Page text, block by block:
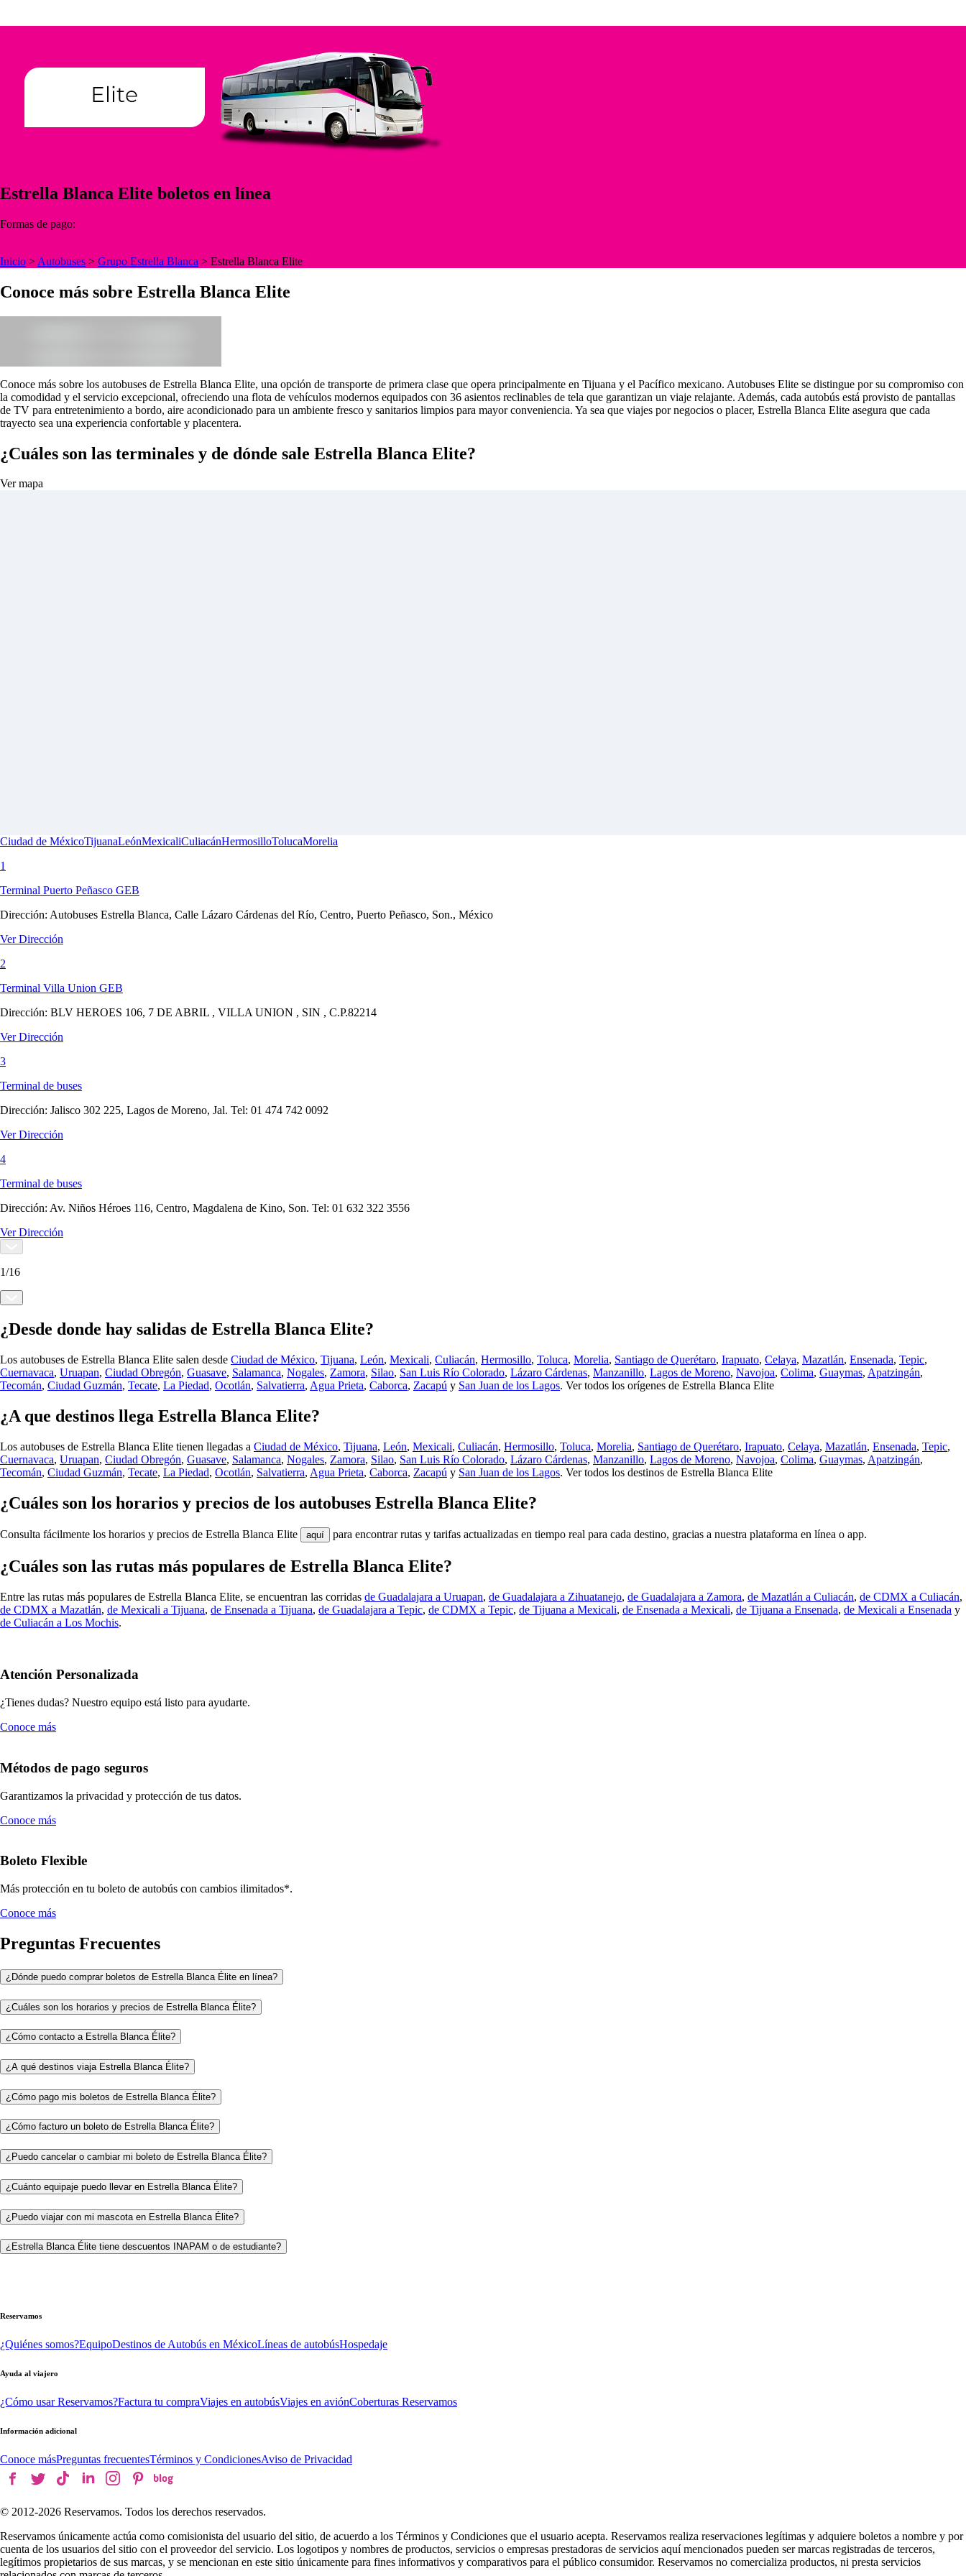
Estrella Blanca Elite boletos en línea
Formas de pago:
Inicio > Autobuses > Grupo Estrella Blanca > Estrella Blanca Elite
Conoce más sobre Estrella Blanca Elite
Conoce más sobre los autobuses de Estrella Blanca Elite, una opción de transporte de primera clase que opera principalmente en Tijuana y el Pacífico mexicano. Autobuses Elite se distingue por su compromiso con
la comodidad y el servicio excepcional, ofreciendo una flota de vehículos modernos equipados con 36 asientos reclinables de tela que garantizan un viaje relajante. Además, cada autobús está provisto de pantallas
de TV para entretenimiento a bordo, aire acondicionado para un ambiente fresco y sanitarios limpios para mayor conveniencia. Ya sea que viajes por negocios o placer, Estrella Blanca Elite asegura que cada
trayecto sea una experiencia confortable y placentera.
¿Cuáles son las terminales y de dónde sale Estrella Blanca Elite?
Ver mapa
Ciudad de MéxicoTijuanaLeónMexicaliCuliacánHermosilloTolucaMorelia
1
Terminal Puerto Peñasco GEB
Dirección: Autobuses Estrella Blanca, Calle Lázaro Cárdenas del Río, Centro, Puerto Peñasco, Son., México
Ver Dirección
2
Terminal Villa Union GEB
Dirección: BLV HEROES 106, 7 DE ABRIL , VILLA UNION , SIN , C.P.82214
Ver Dirección
3
Terminal de buses
Dirección: Jalisco 302 225, Lagos de Moreno, Jal. Tel: 01 474 742 0092
Ver Dirección
4
Terminal de buses
Dirección: Av. Niños Héroes 116, Centro, Magdalena de Kino, Son. Tel: 01 632 322 3556
Ver Dirección
1/16
¿Desde donde hay salidas de Estrella Blanca Elite?
Los autobuses de Estrella Blanca Elite salen desde Ciudad de México, Tijuana, León, Mexicali, Culiacán, Hermosillo, Toluca, Morelia, Santiago de Querétaro, Irapuato, Celaya, Mazatlán, Ensenada, Tepic,
Cuernavaca, Uruapan, Ciudad Obregón, Guasave, Salamanca, Nogales, Zamora, Silao, San Luis Río Colorado, Lázaro Cárdenas, Manzanillo, Lagos de Moreno, Navojoa, Colima, Guaymas, Apatzingán,
Tecomán, Ciudad Guzmán, Tecate, La Piedad, Ocotlán, Salvatierra, Agua Prieta, Caborca, Zacapú y San Juan de los Lagos. Ver todos los orígenes de Estrella Blanca Elite
¿A que destinos llega Estrella Blanca Elite?
Los autobuses de Estrella Blanca Elite tienen llegadas a Ciudad de México, Tijuana, León, Mexicali, Culiacán, Hermosillo, Toluca, Morelia, Santiago de Querétaro, Irapuato, Celaya, Mazatlán, Ensenada, Tepic,
Cuernavaca, Uruapan, Ciudad Obregón, Guasave, Salamanca, Nogales, Zamora, Silao, San Luis Río Colorado, Lázaro Cárdenas, Manzanillo, Lagos de Moreno, Navojoa, Colima, Guaymas, Apatzingán,
Tecomán, Ciudad Guzmán, Tecate, La Piedad, Ocotlán, Salvatierra, Agua Prieta, Caborca, Zacapú y San Juan de los Lagos. Ver todos los destinos de Estrella Blanca Elite
¿Cuáles son los horarios y precios de los autobuses Estrella Blanca Elite?
Consulta fácilmente los horarios y precios de Estrella Blanca Elite aquí para encontrar rutas y tarifas actualizadas en tiempo real para cada destino, gracias a nuestra plataforma en línea o app.
¿Cuáles son las rutas más populares de Estrella Blanca Elite?
Entre las rutas más populares de Estrella Blanca Elite, se encuentran las corridas de Guadalajara a Uruapan, de Guadalajara a Zihuatanejo, de Guadalajara a Zamora, de Mazatlán a Culiacán, de CDMX a Culiacán,
de CDMX a Mazatlán, de Mexicali a Tijuana, de Ensenada a Tijuana, de Guadalajara a Tepic, de CDMX a Tepic, de Tijuana a Mexicali, de Ensenada a Mexicali, de Tijuana a Ensenada, de Mexicali a Ensenada y
de Culiacán a Los Mochis.
Atención Personalizada
¿Tienes dudas? Nuestro equipo está listo para ayudarte.
Conoce más
Métodos de pago seguros
Garantizamos la privacidad y protección de tus datos.
Conoce más
Boleto Flexible
Más protección en tu boleto de autobús con cambios ilimitados*.
Conoce más
Preguntas Frecuentes
¿Dónde puedo comprar boletos de Estrella Blanca Élite en línea?
¿Cuáles son los horarios y precios de Estrella Blanca Élite?
¿Cómo contacto a Estrella Blanca Élite?
¿A qué destinos viaja Estrella Blanca Élite?
¿Cómo pago mis boletos de Estrella Blanca Élite?
¿Cómo facturo un boleto de Estrella Blanca Élite?
¿Puedo cancelar o cambiar mi boleto de Estrella Blanca Élite?
¿Cuánto equipaje puedo llevar en Estrella Blanca Élite?
¿Puedo viajar con mi mascota en Estrella Blanca Élite?
¿Estrella Blanca Élite tiene descuentos INAPAM o de estudiante?
Reservamos
¿Quiénes somos?EquipoDestinos de Autobús en MéxicoLíneas de autobúsHospedaje
Ayuda al viajero
¿Cómo usar Reservamos?Factura tu compraViajes en autobúsViajes en aviónCoberturas Reservamos
Información adicional
Conoce másPreguntas frecuentesTérminos y CondicionesAviso de Privacidad
© 2012-2026 Reservamos. Todos los derechos reservados.
Reservamos únicamente actúa como comisionista del usuario del sitio, de acuerdo a los Términos y Condiciones que el usuario acepta. Reservamos realiza reservaciones legítimas y adquiere boletos a nombre y por
cuenta de los usuarios del sitio con el proveedor del servicio. Los logotipos y nombres de productos, servicios o empresas prestadoras de servicios aquí mencionados pueden ser marcas registradas de terceros,
legítimos propietarios de sus marcas, y se mencionan en este sitio únicamente para fines informativos y comparativos para el público consumidor. Reservamos no comercializa productos, ni presta servicios